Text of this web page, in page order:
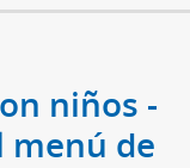
niños -
menú de